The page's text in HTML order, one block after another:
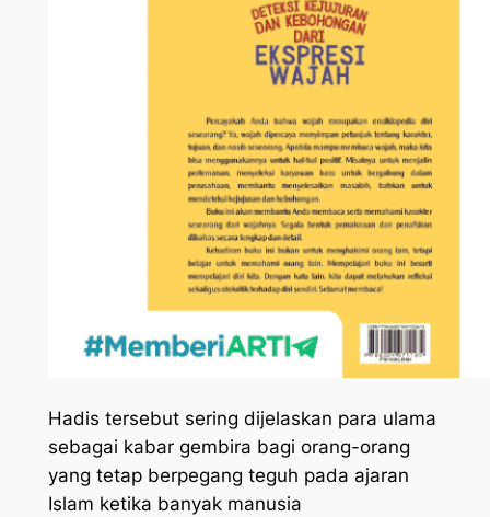
Hadis tersebut sering dijelaskan para ulama
sebagai kabar gembira bagi orang-orang
yang tetap berpegang teguh pada ajaran
Islam ketika banyak manusia